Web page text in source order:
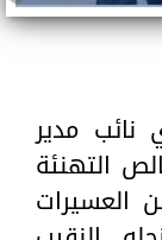
نائب مدير
التهنئة
العسيرات